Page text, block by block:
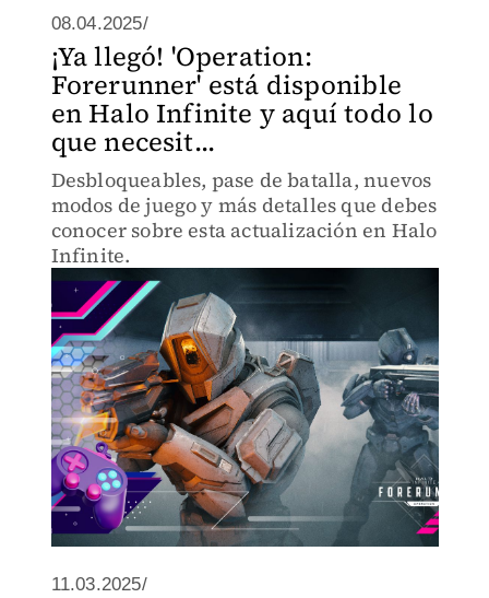
08.04.2025/
¡Ya llegó! 'Operation:
Forerunner' está disponible
en Halo Infinite y aquí todo lo
que necesit...
Desbloqueables, pase de batalla, nuevos
modos de juego y más detalles que debes
conocer sobre esta actualización en Halo
Infinite.
11.03.2025/